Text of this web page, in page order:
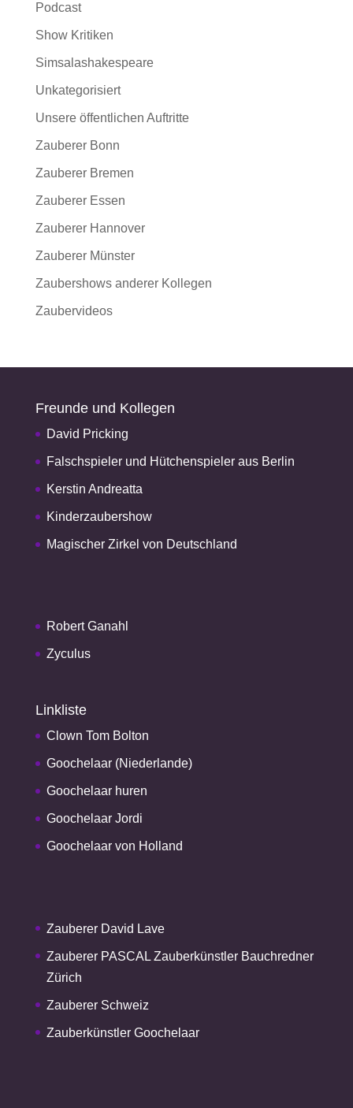
Podcast
Show Kritiken
Simsalashakespeare
Unkategorisiert
Unsere öffentlichen Auftritte
Zauberer Bonn
Zauberer Bremen
Zauberer Essen
Zauberer Hannover
Zauberer Münster
Zaubershows anderer Kollegen
Zaubervideos
Freunde und Kollegen
David Pricking
Falschspieler und Hütchenspieler aus Berlin
Kerstin Andreatta
Kinderzaubershow
Magischer Zirkel von Deutschland
Robert Ganahl
Zyculus
Linkliste
Clown Tom Bolton
Goochelaar (Niederlande)
Goochelaar huren
Goochelaar Jordi
Goochelaar von Holland
Zauberer David Lave
Zauberer PASCAL Zauberkünstler Bauchredner
Zürich
Zauberer Schweiz
Zauberkünstler Goochelaar